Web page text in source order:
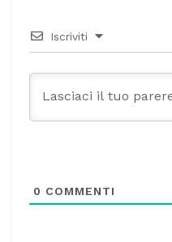
Iscriviti
0 COMMENTI